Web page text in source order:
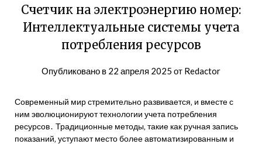
Счетчик на электроэнергию номер:
Интеллектуальные системы учета
потребления ресурсов
Опубликовано в 22 апреля 2025 от Redactor
Современный мир стремительно развивается‚ и вместе с
ним эволюционируют технологии учета потребления
ресурсов․ Традиционные методы‚ такие как ручная запись
показаний‚ уступают место более автоматизированным и